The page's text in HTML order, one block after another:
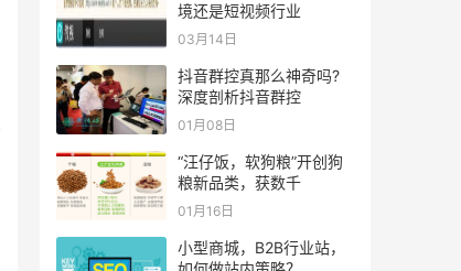
境还是短视频行业
03月14日
抖音群控真那么神奇吗?
深度剖析抖音群控
01月08日
“汪仔饭，软狗粮”开创狗
粮新品类，获数千
01月16日
小型商城，B2B行业站，